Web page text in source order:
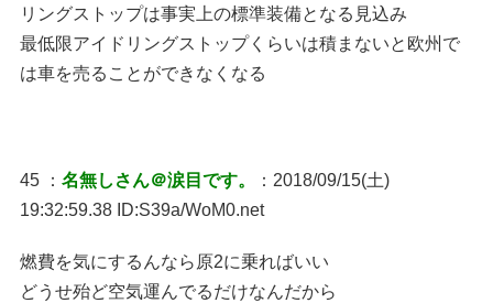
リングストップは事実上の標準装備となる見込み
最低限アイドリングストップくらいは積まないと欧州で
は車を売ることができなくなる
45 ： 名無しさん＠涙目です。
：2018/09/15(土)
19:32:59.38 ID:S39a/WoM0.net
燃費を気にするんなら原2に乗ればいい
どうせ殆ど空気運んでるだけなんだから